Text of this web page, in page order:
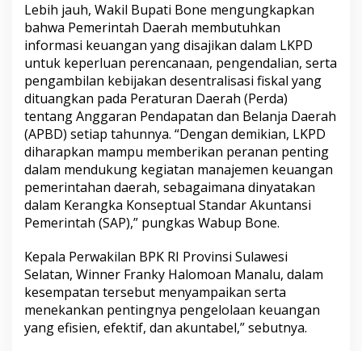
a
e
r
a
h
(
L
K
P
D
)
u
n
a
u
i
t
e
d
T
Lebih jauh, Wakil Bupati Bone mengungkapkan
bahwa Pemerintah Daerah membutuhkan
informasi keuangan yang disajikan dalam LKPD
untuk keperluan perencanaan, pengendalian, serta
pengambilan kebijakan desentralisasi fiskal yang
dituangkan pada Peraturan Daerah (Perda)
tentang Anggaran Pendapatan dan Belanja Daerah
(APBD) setiap tahunnya. “Dengan demikian, LKPD
diharapkan mampu memberikan peranan penting
dalam mendukung kegiatan manajemen keuangan
pemerintahan daerah, sebagaimana dinyatakan
dalam Kerangka Konseptual Standar Akuntansi
Pemerintah (SAP),” pungkas Wabup Bone.
Kepala Perwakilan BPK RI Provinsi Sulawesi
Selatan, Winner Franky Halomoan Manalu, dalam
kesempatan tersebut menyampaikan serta
menekankan pentingnya pengelolaan keuangan
yang efisien, efektif, dan akuntabel,” sebutnya.